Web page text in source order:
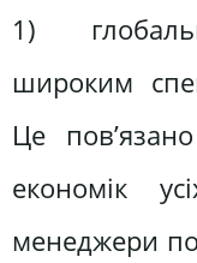
1)
широким
Це
економік
менеджери